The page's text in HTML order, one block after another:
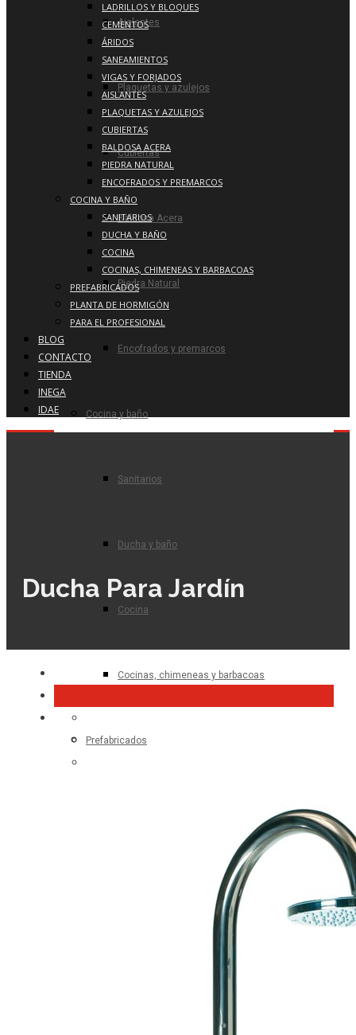
Aislantes
Plaquetas y azulejos
Cubiertas
Baldosa Acera
Piedra Natural
Encofrados y premarcos
Cocina y baño
Sanitarios
Ducha y baño
Cocina
Cocinas, chimeneas y barbacoas
Prefabricados
LADRILLOS Y BLOQUES
CEMENTOS
ÁRIDOS
SANEAMIENTOS
VIGAS Y FORJADOS
AISLANTES
PLAQUETAS Y AZULEJOS
CUBIERTAS
BALDOSA ACERA
PIEDRA NATURAL
ENCOFRADOS Y PREMARCOS
COCINA Y BAÑO
SANITARIOS
DUCHA Y BAÑO
COCINA
COCINAS, CHIMENEAS Y BARBACOAS
PREFABRICADOS
PLANTA DE HORMIGÓN
PARA EL PROFESIONAL
BLOG
CONTACTO
TIENDA
INEGA
IDAE
Ducha Para Jardín